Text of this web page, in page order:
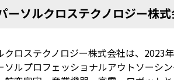
ーソルクロステクノロジー株式
クロステクノロジー株式会社は、2023
ソルプロフェッショナルアウトソーシ